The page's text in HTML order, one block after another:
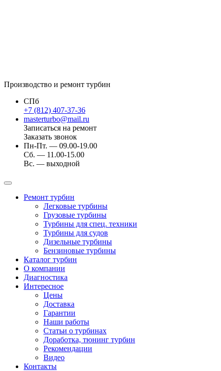
Производство и ремонт турбин
СПб
+7 (812) 407-37-36
masterturbo@mail.ru
Записаться на ремонт
Заказать звонок
Пн-Пт. — 09.00-19.00
Сб. — 11.00-15.00
Вс. — выходной
Ремонт турбин
Легковые турбины
Грузовые турбины
Турбины для спец. техники
Турбины для судов
Дизельные турбины
Бензиновые турбины
Каталог турбин
О компании
Диагностика
Интересное
Цены
Доставка
Гарантии
Наши работы
Статьи о турбинах
Доработка, тюнинг турбин
Рекомендации
Видео
Контакты